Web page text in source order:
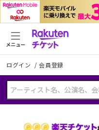
ログイン /会員登録
メニュー